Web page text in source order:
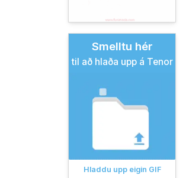
Smelltu hér
til að hlaða upp á Tenor
Hladdu upp eigin GIF